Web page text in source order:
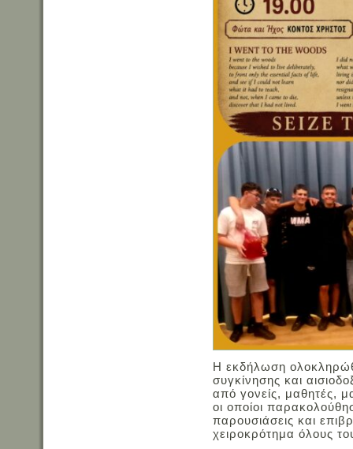
Η εκδήλωση
συγκίνησης και
από γονείς, μαθητές,
οι οποίοι
παρουσιάσεις και
χειροκρότημα όλους